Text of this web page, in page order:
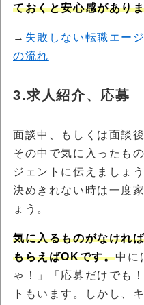
ておくと安心感があり
→ 失敗しない転職エー
の流れ
3.求人紹介、応募
面談中、もしくは面談
その中で気に入ったも
ジェントに伝えましょ
決めきれない時は一度
ょう。
気に入るものがなけれ
もらえばOKです。中に
ゃ！」「応募だけでも
トもいます。しかし、